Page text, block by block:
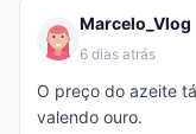
Marcelo_Vlog
6 dias atrás
O preço do azeite
valendo ouro.